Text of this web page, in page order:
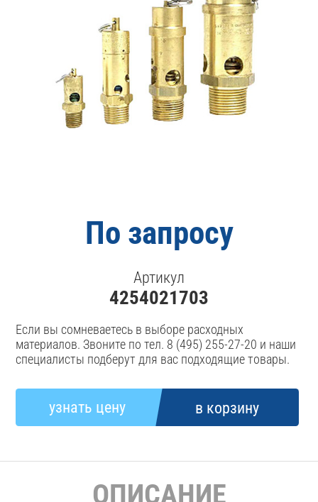
По запросу
Артикул
4254021703
Если вы сомневаетесь в выборе расходных
материалов. Звоните по тел. 8 (495) 255-27-20 и наши
специалисты подберут для вас подходящие товары.
ОПИСАНИЕ